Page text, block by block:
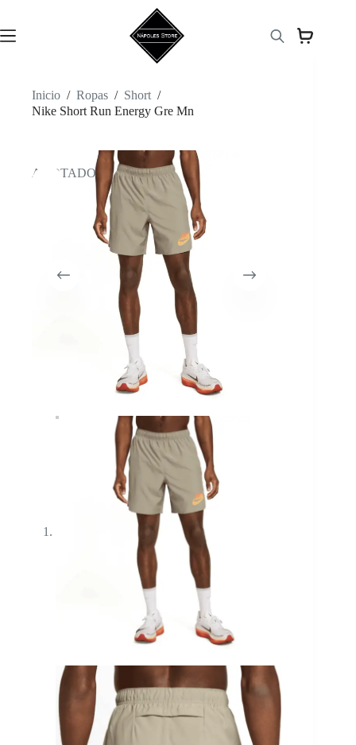
contenido
Inicio / Ropas / Short /
Nike Short Run Energy Gre Mn
AGOTADO